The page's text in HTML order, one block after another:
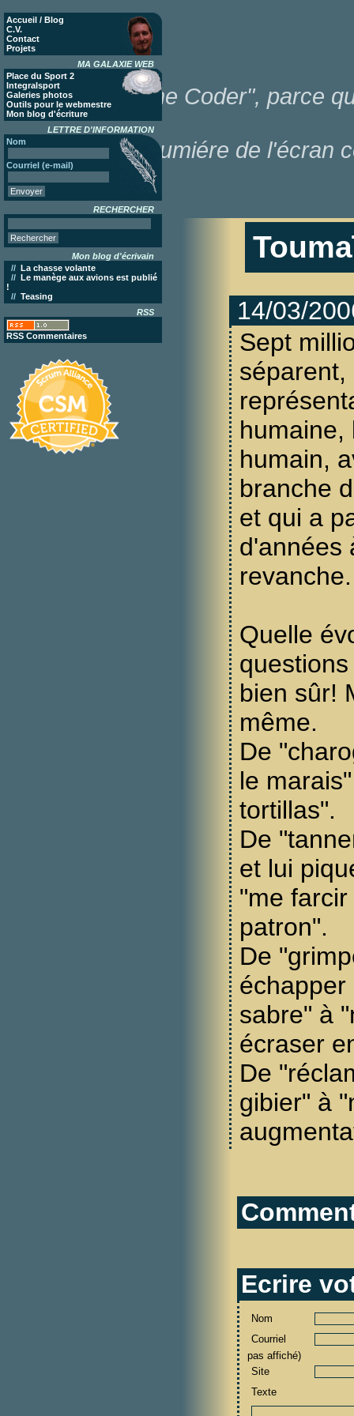
Accueil / Blog
C.V.
Contact
Projets
MA GALAXIE WEB
Place du Sport 2
Integralsport
Galeries photos
Outils pour le webmestre
Mon blog d'écriture
LETTRE D'INFORMATION
Nom
Courriel (e-mail)
RECHERCHER
Mon blog d'écrivain
// La chasse volante
// Le manège aux avions est publié
!
// Teasing
RSS
RSS Commentaires
"Poor Lonesome Coder", parce
dans la lumiére de l'écran
14/03/
Sept
humaine,
humain,
branche
et qui a
d'années
revanche.
Quelle
bien sûr!
même.
De
le
tortillas".
De
et lui
"me
patron".
De
sabre" à
écraser
De
gibier" à
Ecrire
Nom
Courriel
pas affiché)
Site
Texte